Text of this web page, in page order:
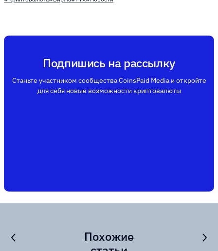
Подпишись на рассылку
Станьте участником сообщества CoinsPaid Media и откройте
для себя новые возможности криптовалюты
Похожие